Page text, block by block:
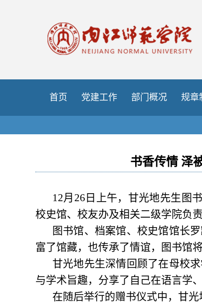
首页 党建工作 部门概况 规章
书香传情 泽
12月26日上午，甘光地先生图
校史馆、校友办及相关二级学院负
图书馆、档案馆、校史馆馆长
富了馆藏，也传承了情谊，图书馆
甘光地先生深情回顾了在母校
与学术旨趣，分享了自己在语言学
在随后举行的赠书仪式中，甘